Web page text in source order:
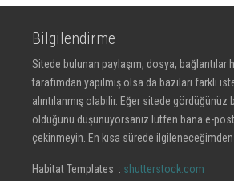
Bilgilendirme
Sitede bulunan paylaşım, dosya, bağlantılar
tarafımdan yapılmış olsa da bazıları farklı
alıntılanmış olabilir. Eğer sitede gördüğünüz
olduğunu düşünüyorsanız lütfen bana e-
çekinmeyin. En kısa sürede
Habitat Templates : shutterstock.com